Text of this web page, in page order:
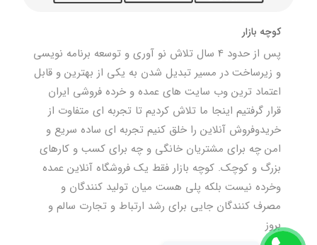
کوچه بازار
پس از حدود 4 سال تلاش نو آوری و توسعه برنامه نویسی
و زیرساخت در مسیر تبدیل شدن به یکی از بهترین و قابل
اعتماد ترین وب سایت های عمده و خرده فروشی ایران
قرار گرفتیم اینجا ما تلاش کردیم تا تجربه ای متفاوت از
خریدوفروش آنلاین را خلق کنیم تجربه ای ساده سریع و
امن چه برای مشتریان خانگی و چه برای کسب و کارهای
بزرگ و کوچک. کوچه بازار فقط یک فروشگاه آنلاین عمده
وخرده نیست بلکه پلی هست میان تولید کنندگان و
مصرف کنندگان جایی برای رشد ارتباط و تجارت سالم و
بروز